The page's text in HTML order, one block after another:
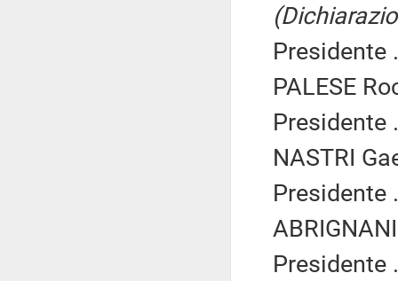
Presidente
PALESE
Presidente
NASTRI
Presidente
Presidente